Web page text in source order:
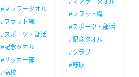
#マフラータオル
#フラット織
#スポーツ・部活
#記念タオル
#サッカー部
#高校
#フラット織
#スポーツ・部活
#記念タオル
#クラブ
#野球